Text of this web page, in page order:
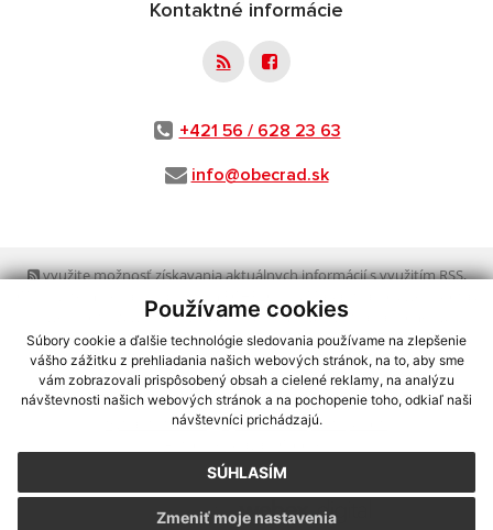
Používame cookies
Súbory cookie a ďalšie technológie sledovania používame na zlepšenie
vášho zážitku z prehliadania našich webových stránok, na to, aby sme
vám zobrazovali prispôsobený obsah a cielené reklamy, na analýzu
návštevnosti našich webových stránok a na pochopenie toho, odkiaľ naši
návštevníci prichádzajú.
SÚHLASÍM
Zmeniť moje nastavenia
Kontaktné informácie
+421 56 / 628 23 63
info@obecrad.sk
využite možnosť získavania aktuálnych informácií s využitím RSS,
CMS systém (redakčný) systém ECHELON 2, Mapa stránok
webex.digital, s.r.o.,domény,registrácia domény
spoločnosť webex.digital, s.r.o.,technický prevádzkovateľ
Posledná aktualizácia:03.08.2026
Vytlačiť stránku|Vyhlásenie o prístupnosti
webdesign